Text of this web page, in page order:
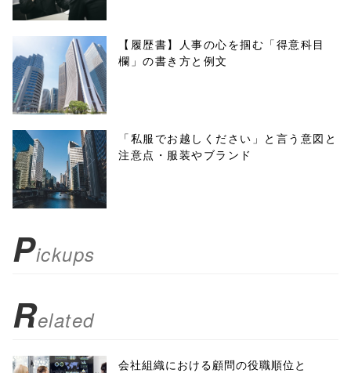
w.open(this.hre
f, 'Gwindow',
'width=550,
height=450,
menubar=no,
toolbar=no,
scrollbars=yes'
false;"> シェア
【履歴書】人事の心を掴む「得意科目
欄」の書き方と例文
「私服でお越しください」と言う意図と
注意点・服装やブランド
Pickups
Related
会社組織における顧問の役職順位と